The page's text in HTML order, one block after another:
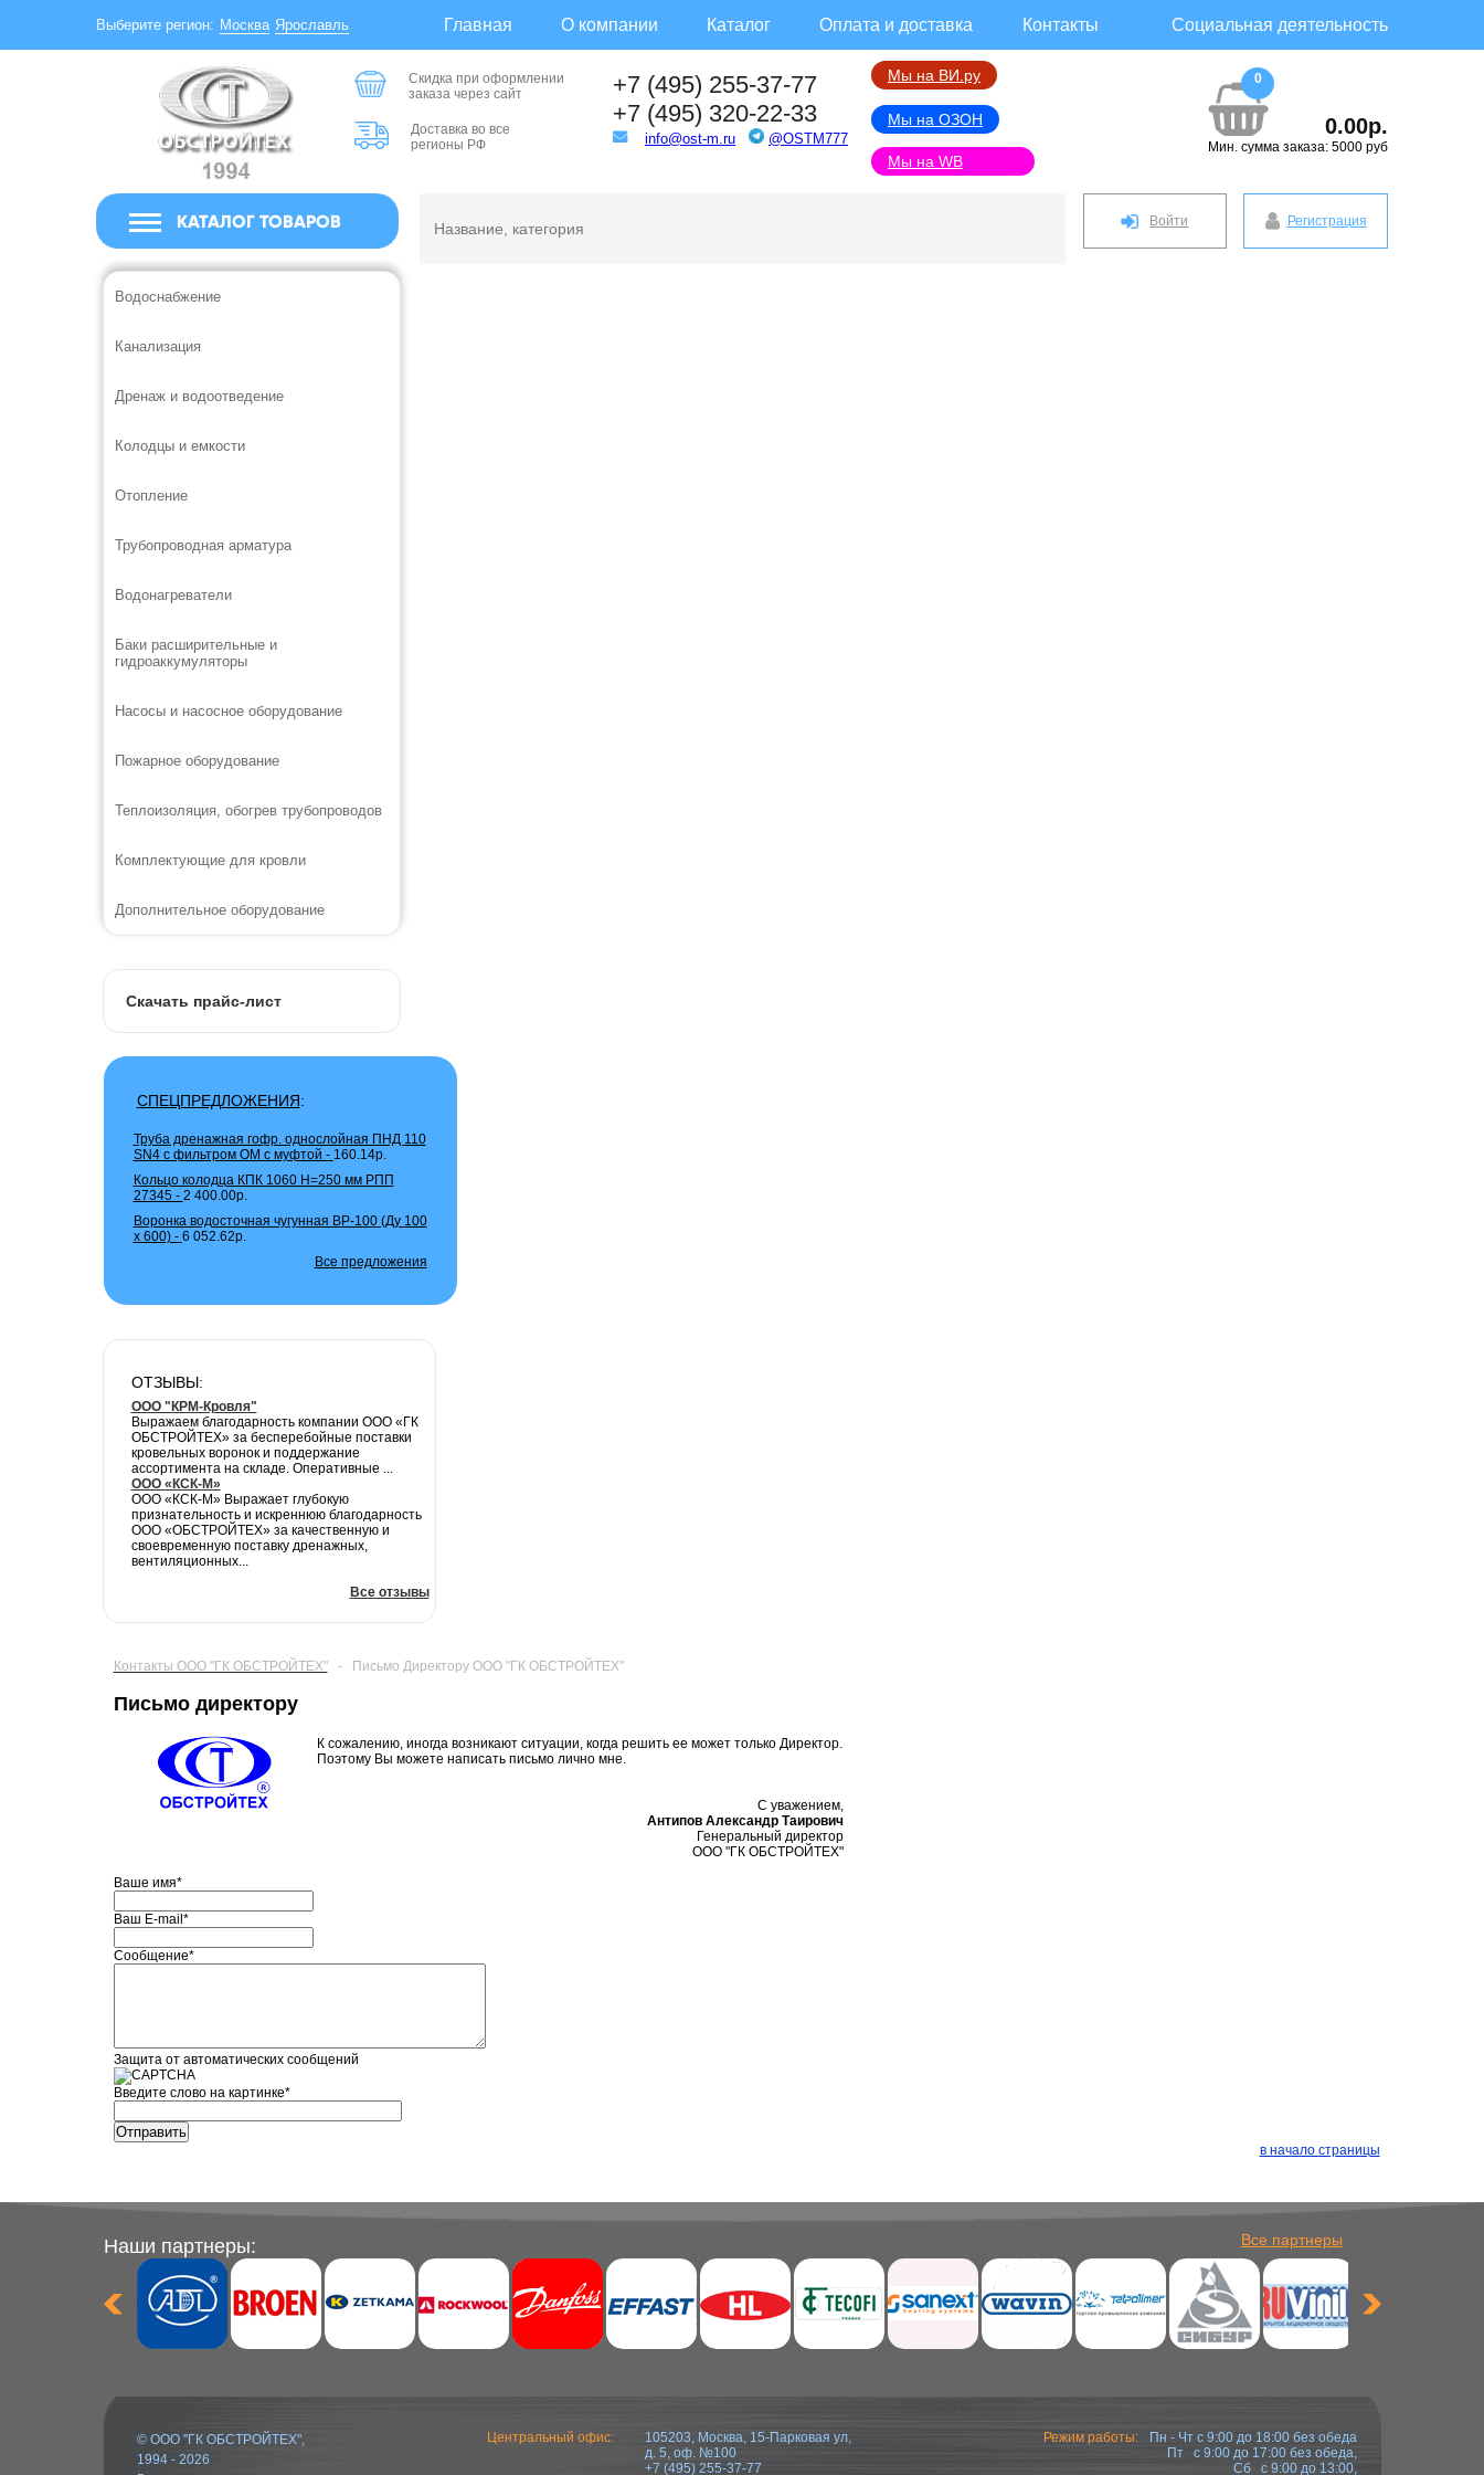
Выберите регион: Москва Ярославль Главная О компании Каталог Оплата и доставка Контакты Социальная деятельность
Скидка при оформлении
заказа через сайт
Доставка во все
регионы РФ
+7 (495) 255-37-77
+7 (495) 320-22-33
info@ost-m.ru @OSTM777
Мы на ВИ.ру
Мы на ОЗОН
Мы на WB
0
0.00р.
Мин. сумма заказа: 5000 руб
КАТАЛОГ ТОВАРОВ Регистрация
Войти
Водоснабжение
Канализация
Дренаж и водоотведение
Колодцы и емкости
Отопление
Трубопроводная арматура
Водонагреватели
Баки расширительные и
гидроаккумуляторы
Насосы и насосное оборудование
Пожарное оборудование
Теплоизоляция, обогрев трубопроводов
Комплектующие для кровли
Дополнительное оборудование
Скачать прайс-лист
СПЕЦПРЕДЛОЖЕНИЯ:
Труба дренажная гофр. однослойная ПНД 110
SN4 с фильтром ОМ с муфтой - 160.14р.
Кольцо колодца КПК 1060 H=250 мм РПП
27345 - 2 400.00р.
Воронка водосточная чугунная ВР-100 (Ду 100
х 600) - 6 052.62р.
Все предложения
ОТЗЫВЫ:
ООО "КРМ-Кровля"
Выражаем благодарность компании ООО «ГК
ОБСТРОЙТЕХ» за бесперебойные поставки
кровельных воронок и поддержание
ассортимента на складе. Оперативные ...
ООО «КСК-М»
ООО «КСК-М» Выражает глубокую
признательность и искреннюю благодарность
ООО «ОБСТРОЙТЕХ» за качественную и
своевременную поставку дренажных,
вентиляционных...
Все отзывы
Контакты ООО "ГК ОБСТРОЙТЕХ" - Письмо Директору ООО "ГК ОБСТРОЙТЕХ"
Письмо директору
К сожалению, иногда возникают ситуации, когда решить ее может только Директор.
Поэтому Вы можете написать письмо лично мне.
С уважением,
Антипов Александр Таирович
Генеральный директор
ООО "ГК ОБСТРОЙТЕХ"
Ваше имя*
Ваш E-mail *
Сообщение*
Защита от автоматических сообщений
Введите слово на картинке*
в начало страницы
Наши партнеры: Все партнеры
© ООО "ГК ОБСТРОЙТЕХ",
1994 - 2026
Центральный офис:
105203, Москва, 15-Парковая ул,
д. 5, оф. №100
+7 (495) 255-37-77
Режим работы:
Пн - Чт с 9:00 до 18:00 без обеда
Пт с 9:00 до 17:00 без обеда,
Сб с 9:00 до 13:00,